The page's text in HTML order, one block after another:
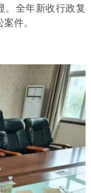
。全年新收行政复
件。